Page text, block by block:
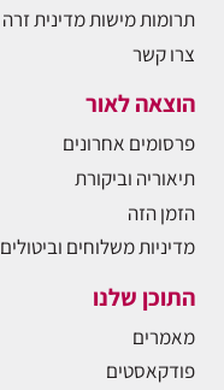
תרומות מישות מדינית זרה
צרו קשר
הוצאה לאור
פרסומים אחרונים
תיאוריה וביקורת
הזמן הזה
מדיניות משלוחים וביטולים
התוכן שלנו
מאמרים
פודקאסטים